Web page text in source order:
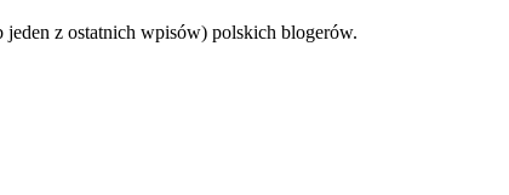
jeden z ostatnich wpisów) polskich blogerów.